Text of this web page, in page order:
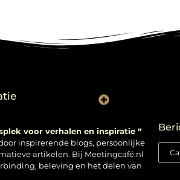
voor verhalen en inspiratie “
inspirerende blogs, persoonlijke
artikelen. Bij Meetingcafé.nl
beleving en het delen van